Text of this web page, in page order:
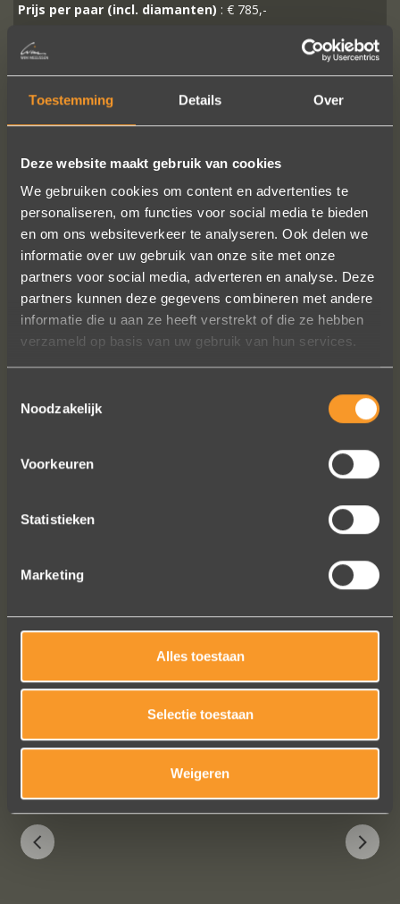
Toestemming Details Over
Deze website maakt gebruik van cookies
We gebruiken cookies om content en advertenties te
personaliseren, om functies voor social media te bieden
en om ons websiteverkeer te analyseren. Ook delen we
informatie over uw gebruik van onze site met onze
partners voor social media, adverteren en analyse. Deze
partners kunnen deze gegevens combineren met andere
informatie die u aan ze heeft verstrekt of die ze hebben
verzameld op basis van uw gebruik van hun services.
Noodzakelijk
Voorkeuren
Statistieken
Marketing
Alles toestaan
Selectie toestaan
Weigeren
Prijs per paar (incl. diamanten) : € 785,-
Gemaakt in 18kt goud
Prijs per paar (incl. diamanten): € 880,-
MEER INFO BESTELLEN?
VOLG ONS OP SOCIALE MEDIA
en haalbaar.
Jak Wonderly
Bekijk al onze reviews